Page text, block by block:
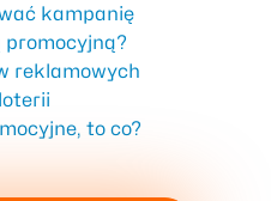
kampanię
reklamowych
to co?